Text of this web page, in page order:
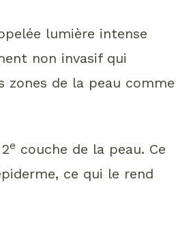
lumière intense
non invasif qui
de la peau comme
e couche de la peau. Ce
ce qui le rend